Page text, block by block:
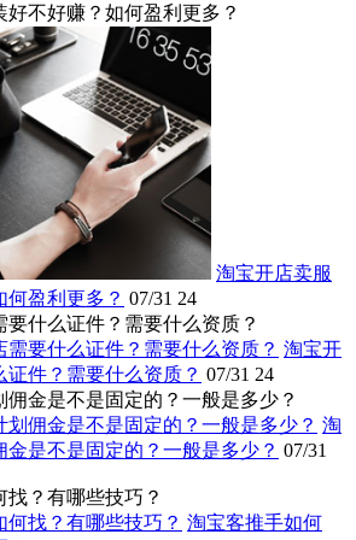
好不好赚？如何盈利更多？
淘宝开店卖服
何盈利更多？ 07/31 24
要什么证件？需要什么资质？
淘宝开
证件？需要什么资质？ 07/31 24
佣金是不是固定的？一般是多少？
淘
金是不是固定的？一般是多少？ 07/31
？有哪些技巧？
淘宝客推手如何